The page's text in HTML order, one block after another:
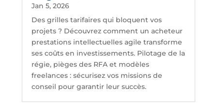
Jan 5, 2026
Des grilles tarifaires qui bloquent vos
projets ? Découvrez comment un acheteur
prestations intellectuelles agile transforme
ses coûts en investissements. Pilotage de la
régie, pièges des RFA et modèles
freelances : sécurisez vos missions de
conseil pour garantir leur succès.